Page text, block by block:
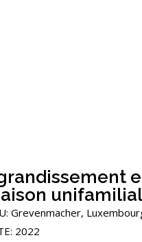
Grevenmacher,
2022